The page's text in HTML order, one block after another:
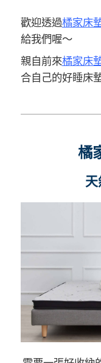
歡迎透過橘家床
給我們喔～
親自前來橘家床
合自己的好睡床
橘
天